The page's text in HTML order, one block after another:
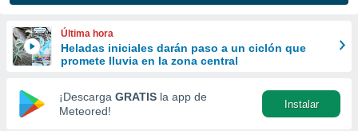
y
forma
digital
basada
Última hora
Heladas iniciales darán paso a un ciclón que
promete lluvia en la zona central
¡Descarga GRATIS la app de
Meteored!
Instalar